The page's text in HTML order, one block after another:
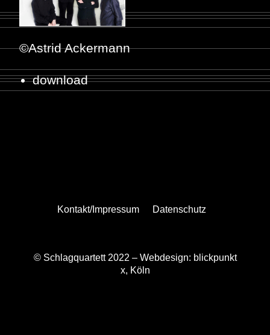
©Astrid Ackermann
download
Kontakt/Impressum Datenschutz
© Schlagquartett 2022 – Webdesign: blickpunkt
x, Köln